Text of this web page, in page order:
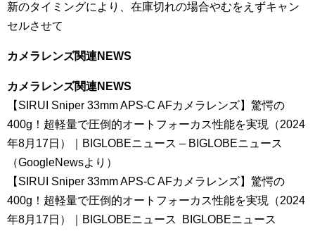
新のタイミングにより、在庫切れの場合やむをえずキャン
セルさせて
カメラレンズ関連NEWS
カメラレンズ関連NEWS
【SIRUI Sniper 33mm APS-C AFカメラレンズ】驚愕の
400g！超軽量で圧倒的オートフォーカス性能を実現（2024
年8月17日）｜BIGLOBEニュース – BIGLOBEニュース
（GoogleNewsより）
【SIRUI Sniper 33mm APS-C AFカメラレンズ】驚愕の
400g！超軽量で圧倒的オートフォーカス性能を実現（2024
年8月17日）｜BIGLOBEニュース BIGLOBEニュース